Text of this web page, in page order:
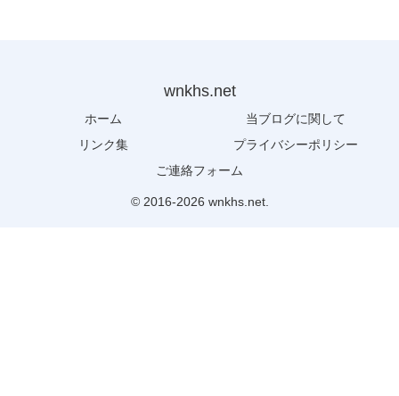
wnkhs.net
ホーム
当ブログに関して
リンク集
プライバシーポリシー
ご連絡フォーム
© 2016-2026 wnkhs.net.